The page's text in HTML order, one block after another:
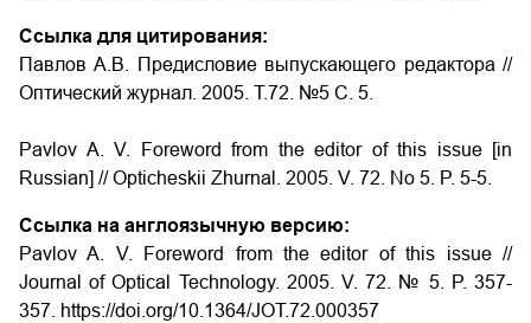
Ссылка для цитирования:
Павлов А.В. Предисловие выпускающего редактора //
Оптический журнал. 2005. Т.72. №5 С. 5.
Pavlov A. V. Foreword from the editor of this issue [in
Russian] // Opticheskii Zhurnal. 2005. V. 72. No 5. P. 5-5.
Ссылка на англоязычную версию:
Pavlov A. V. Foreword from the editor of this issue //
Journal of Optical Technology. 2005. V. 72. № 5. P. 357-
357. https://doi.org/10.1364/JOT.72.000357